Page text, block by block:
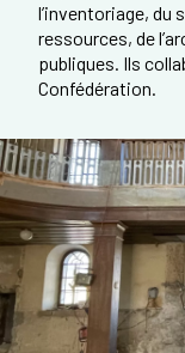
l’inventoriage, du
ressources, de
publiques. Ils
Confédération.